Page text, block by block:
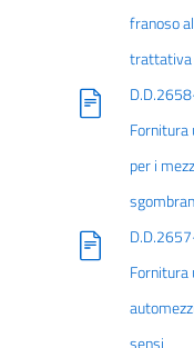
franoso
Fornitura
per i
Fornitura